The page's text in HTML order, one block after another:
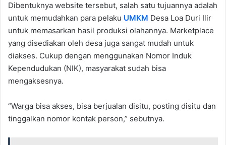
Dibentuknya website tersebut, salah satu tujuannya adalah
untuk memudahkan para pelaku UMKM Desa Loa Duri Ilir
untuk memasarkan hasil produksi olahannya. Marketplace
yang disediakan oleh desa juga sangat mudah untuk
diakses. Cukup dengan menggunakan Nomor Induk
Kependudukan (NIK), masyarakat sudah bisa
mengaksesnya.
“Warga bisa akses, bisa berjualan disitu, posting disitu dan
tinggalkan nomor kontak person,” sebutnya.